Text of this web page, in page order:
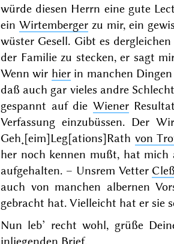
würde diesen Herrn eine gute
ein Wirtembergerzu mir, ein
wüster Gesell. Gibt es
der Familie zu stecken, er sagt
Wenn wir hierin manchen Dingen
daß auch gar vieles andre
gespannt auf die Wiener
Verfassungeinzubüssen. Der
Geh˖[eim]Leg[ations]Rath von
her noch kennen mußt, hat mich
aufgehalten. – Unsrem Vetter Cleß
auch von manchen albernen
gebracht hat. Vielleicht hat er sie
Nun leb’ recht wohl, grüße
inliegenden Brief.